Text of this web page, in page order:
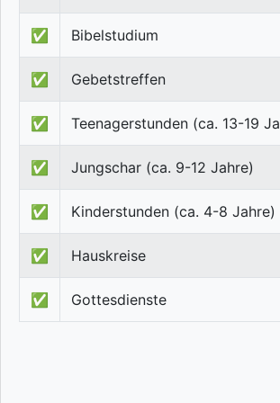
✅ Bibelstudium
✅ Gebetstreffen
✅ Teenagerstunden (ca. 13-19
✅ Jungschar (ca. 9-12 Jahre)
✅ Kinderstunden (ca. 4-8 Jahre)
✅ Hauskreise
✅ Gottesdienste